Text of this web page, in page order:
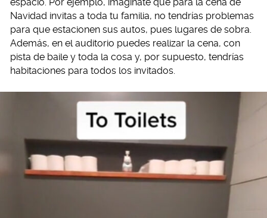
Navidad invitas a toda tu familia, no tendrías problemas
para que estacionen sus autos, pues lugares de sobra.
Además, en el auditorio puedes realizar la cena, con
pista de baile y toda la cosa y, por supuesto, tendrías
habitaciones para todos los invitados.